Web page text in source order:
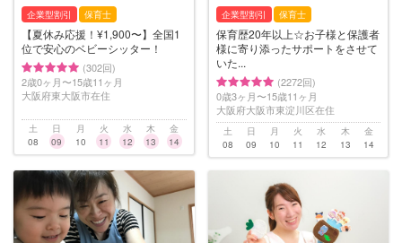
企業型割引 保育士
【夏休み応援！¥1,900〜】全国1
位で安心のベビーシッター！
(302回)
2歳0ヶ月〜15歳11ヶ月
大阪府東大阪市在住
土
08
日
09
月
10
火
11
水
12
木
13
金
14
企業型割引 保育士
保育歴20年以上☆お子様と保護者
様に寄り添ったサポートをさせて
いた...
(2272回)
0歳3ヶ月〜15歳11ヶ月
大阪府大阪市東淀川区在住
土
08
日
09
月
10
火
11
水
12
木
13
金
14